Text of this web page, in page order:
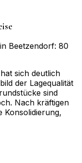
Beetzendorf: 80
sich deutlich
der Lagequalität
sind
Nach kräftigen
Konsolidierung,